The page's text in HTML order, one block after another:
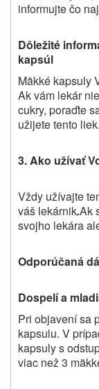
informujte čo
Dôležité
kapsúl
Mäkké kapsuly
Ak vám lekár
cukry, poraďte
užijete tento liek.
3.Ako užívať
Vždy užívajte
váš lekárnik.Ak
svojho lekára
Odporúčaná
Dospelí a
Pri objavení sa
kapsulu. V
kapsuly s
viac než 3